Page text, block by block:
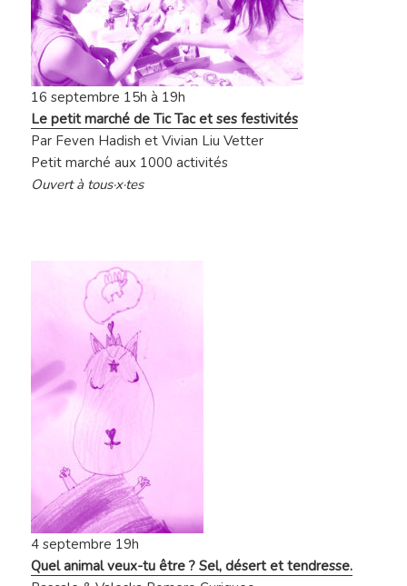
16 septembre 15h à 19h
Le petit marché de Tic Tac et ses festivités
Par Feven Hadish et Vivian Liu Vetter
Petit marché aux 1000 activités
Ouvert à tous·x·tes
4 septembre 19h
Quel animal veux-tu être ? Sel, désert et tendresse.